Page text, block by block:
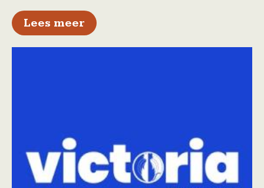
Lees meer over Vooruit Halle zamelt